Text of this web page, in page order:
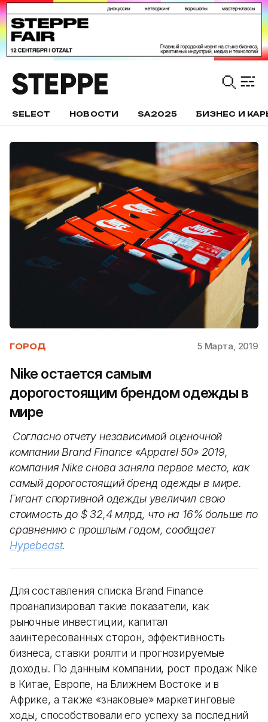
SELECT НОВОСТИ SA2025 БИЗНЕС И
ГОРОД 5 Марта, 2019
Nike остается самым
дорогостоящим брендом одежды в
мире
Согласно отчету независимой оценочной
компании Brand Finance «Apparel 50» 2019,
компания Nike снова заняла первое место, как
самый дорогостоящий бренд одежды в мире.
Гигант спортивной одежды увеличил свою
стоимость до $ 32,4 млрд, что на 16% больше по
сравнению с прошлым годом, сообщает
Hypebeast.
Для составления списка Brand Finance
проанализировал такие показатели, как
рыночные инвестиции, капитал
заинтересованных сторон, эффективность
бизнеса, ставки роялти и прогнозируемые
доходы. По данным компании, рост продаж Nike
в Китае, Европе, на Ближнем Востоке и в
Африке, а также «знаковые» маркетинговые
ходы, способствовали его успеху за последний